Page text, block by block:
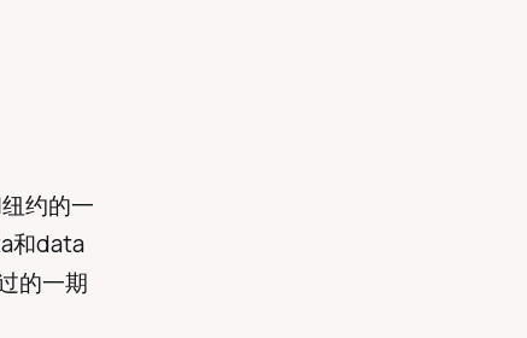
约的一
和data
的一期